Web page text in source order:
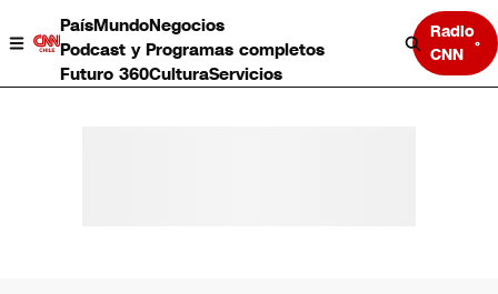
PaísMundoNegocios
Podcast y Programas completos
Futuro 360CulturaServicios
Radio
CNN